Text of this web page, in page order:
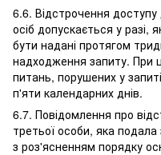
6.6. Відстрочення
осіб допускається у разі,
бути надані протягом
надходження запиту. При
питань, порушених у
п'яти календарних днів.
6.7. Повідомлення про
третьої особи, яка
з роз'ясненням порядку